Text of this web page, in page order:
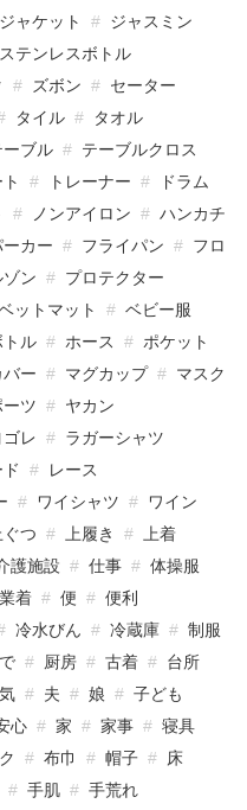
ジャケット
ジャスミン
ステンレスボトル
ズボン
セーター
タイル
タオル
ーブル
テーブルクロス
トレーナー
ドラム
ノンアイロン
ハンカチ
ーカー フライパン
フロ
ゾン
プロテクター
ットマット
ベビー服
トル ホース
ポケット
ー マグカップ
マスク
ツ
ヤカン
ゴレ
ラガーシャツ
レース
ワイシャツ
ワイン
ぐつ 上履き
上着
護施設 仕事
体操服
着 便
便利
冷水びん 冷蔵庫
制服
厨房 古着
台所
夫 娘
子ども
心 家 家事
寝具
布巾 帽子
床
手肌 手荒れ